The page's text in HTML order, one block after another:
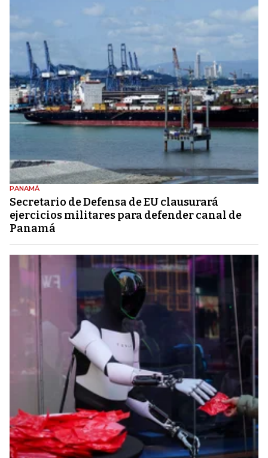
PANAMÁ
Secretario de Defensa de EU clausurará
ejercicios militares para defender canal de
Panamá